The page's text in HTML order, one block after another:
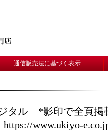
通信販売法に基づく表示
タル *影印で全頁
www.ukiyo-